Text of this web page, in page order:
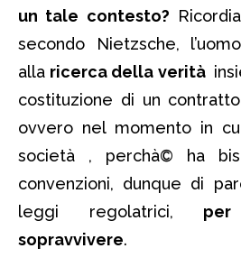
un tale contesto?
secondo Nietzsche,
alla ricerca della verità
costituzione di un
ovvero nel momento in
società , perchà© ha
convenzioni, dunque di
leggi regolatrici,
sopravvivere.